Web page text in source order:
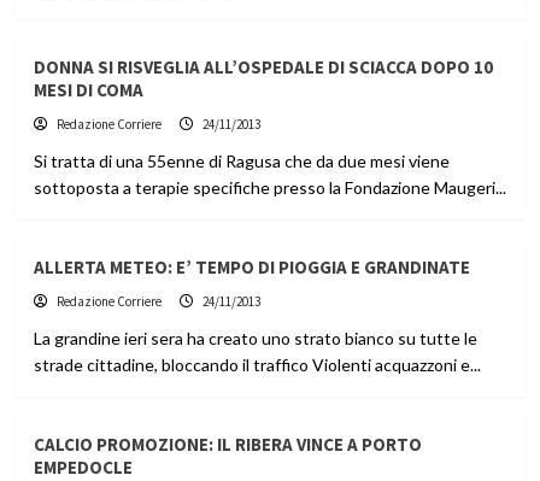
DONNA SI RISVEGLIA ALL’OSPEDALE DI SCIACCA DOPO 10
MESI DI COMA
Redazione Corriere 24/11/2013
Si tratta di una 55enne di Ragusa che da due mesi viene
sottoposta a terapie specifiche presso la Fondazione Maugeri...
ALLERTA METEO: E’ TEMPO DI PIOGGIA E GRANDINATE
Redazione Corriere 24/11/2013
La grandine ieri sera ha creato uno strato bianco su tutte le
strade cittadine, bloccando il traffico Violenti acquazzoni e...
CALCIO PROMOZIONE: IL RIBERA VINCE A PORTO
EMPEDOCLE